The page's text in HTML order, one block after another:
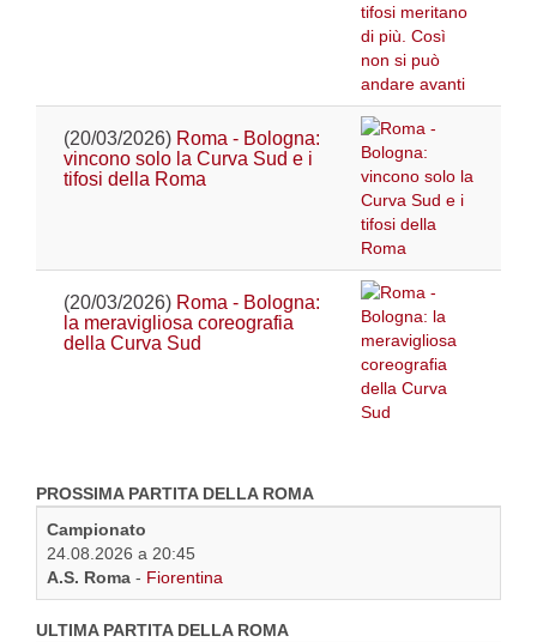
(20/03/2026) Roma - Bologna:
vincono solo la Curva Sud e i
tifosi della Roma
(20/03/2026) Roma - Bologna:
la meravigliosa coreografia
della Curva Sud
PROSSIMA PARTITA DELLA ROMA
Campionato
24.08.2026 a 20:45
A.S. Roma - Fiorentina
ULTIMA PARTITA DELLA ROMA